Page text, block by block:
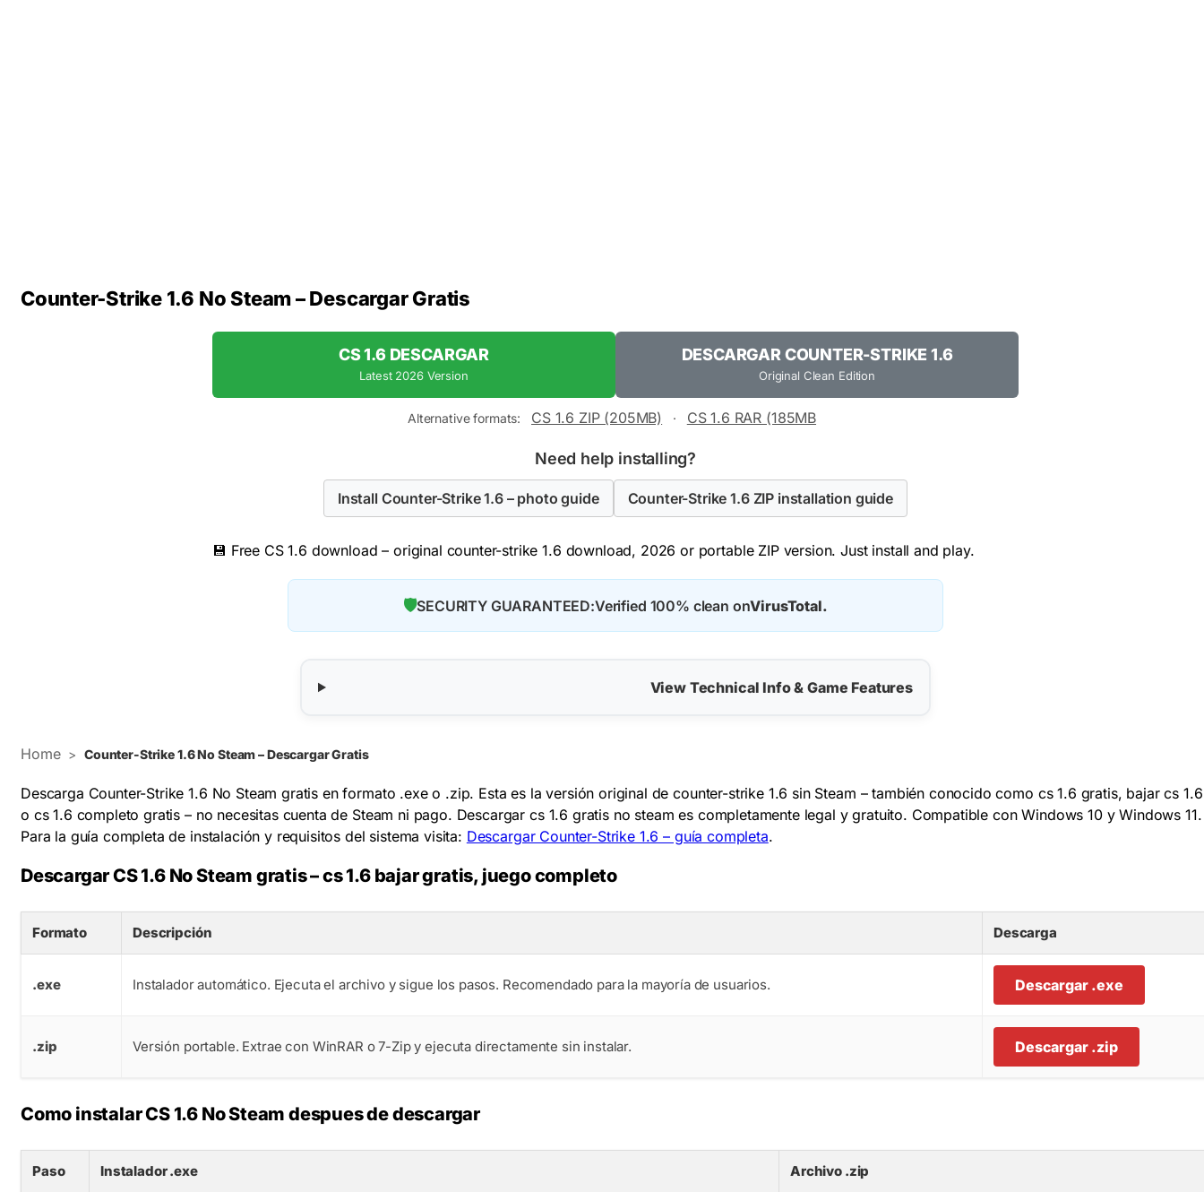
Counter-Strike 1.6 No Steam – Descargar Gratis
CS 1.6 DESCARGAR
Latest 2026 Version
DESCARGAR COUNTER-STRIKE 1.6
Original Clean Edition
Alternative formats: CS 1.6 ZIP (205MB) · CS 1.6 RAR (185MB
Need help installing?
Install Counter-Strike 1.6 – photo guide Counter-Strike 1.6 ZIP installation guide
💾 Free CS 1.6 download – original counter-strike 1.6 download, 2026 or portable ZIP version. Just install and play.
🛡️SECURITY GUARANTEED:Verified 100% clean onVirusTotal.
View Technical Info & Game Features
Home > Counter-Strike 1.6 No Steam – Descargar Gratis
Descarga Counter-Strike 1.6 No Steam gratis en formato .exe o .zip. Esta es la versión original de counter-strike 1.6 sin Steam – también conocido como cs 1.6 gratis, bajar cs 1.6
o cs 1.6 completo gratis – no necesitas cuenta de Steam ni pago. Descargar cs 1.6 gratis no steam es completamente legal y gratuito. Compatible con Windows 10 y Windows 11.
Para la guía completa de instalación y requisitos del sistema visita: Descargar Counter-Strike 1.6 – guía completa.
Descargar CS 1.6 No Steam gratis – cs 1.6 bajar gratis, juego completo
Formato Descripción Descarga
.exe Instalador automático. Ejecuta el archivo y sigue los pasos. Recomendado para la mayoría de usuarios. Descargar .exe
.zip Versión portable. Extrae con WinRAR o 7-Zip y ejecuta directamente sin instalar. Descargar .zip
Como instalar CS 1.6 No Steam despues de descargar
Paso Instalador .exe Archivo .zip